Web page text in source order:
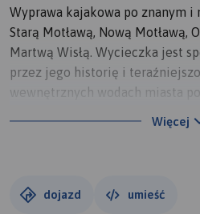
Wyprawa kajakowa po znanym i
Starą Motławą, Nową Motławą,
Martwą Wisłą. Wycieczka jest
przez jego historię i
wewnętrznych wodach miasta
pięknej natury. Polecam
Więcej
dojazd umieść